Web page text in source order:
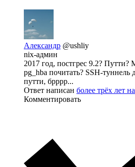
Александр @ushliy
nix-админ
2017 год, постгрес 9.2? Путти?
pg_hba почитать? SSH-туннель
путти, брррр...
Ответ написан более трёх лет
Комментировать